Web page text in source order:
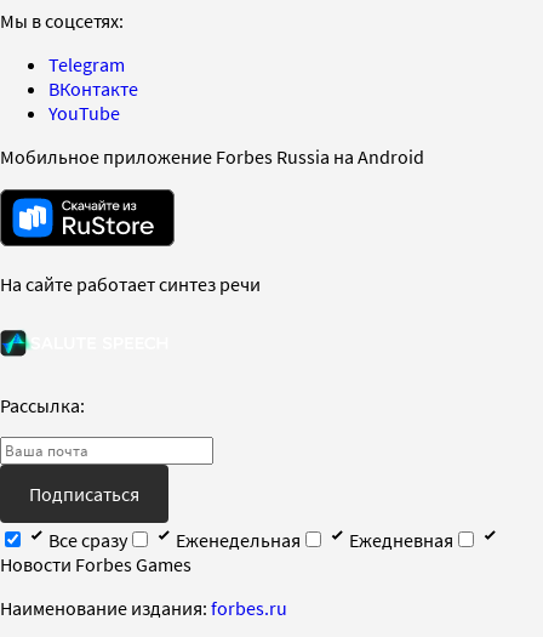
Мы в соцсетях:
Telegram
ВКонтакте
YouTube
Мобильное приложение Forbes Russia на Android
На сайте работает синтез речи
Рассылка:
Подписаться
Все сразу
Еженедельная
Ежедневная
Новости Forbes Games
Наименование издания: forbes.ru